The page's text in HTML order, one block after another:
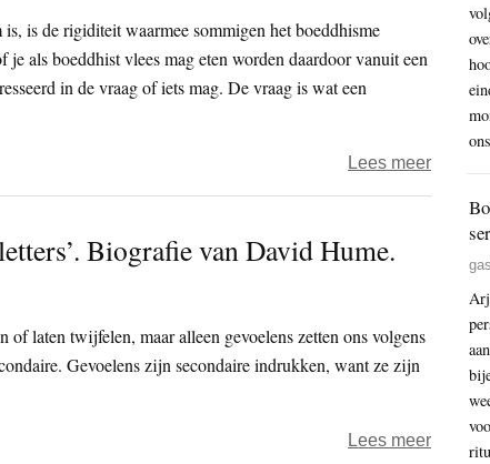
is de rigiditeit waarmee sommigen het boeddhisme
als boeddhist vlees mag eten worden daardoor vanuit een
in de vraag of iets mag. De vraag is wat een
Lees meerover
Zorgen
Biografie van David Hume.
of laten twijfelen, maar alleen gevoelens zetten ons volgens
Gevoelens zijn secondaire indrukken, want ze zijn
Lees meerover